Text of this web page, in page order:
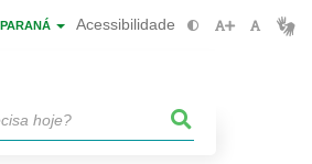
Acessibilidade